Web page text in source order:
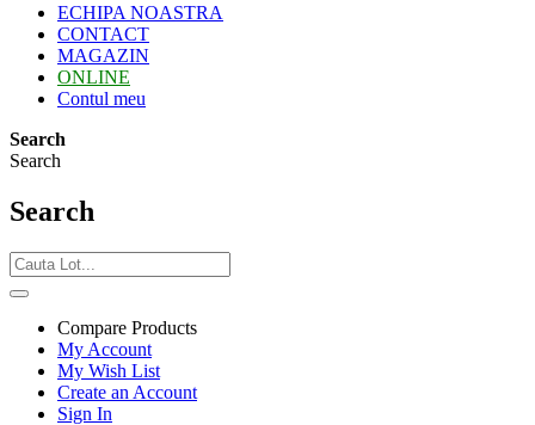
ECHIPA NOASTRA
CONTACT
MAGAZIN
ONLINE
Contul meu
Search
Search
Search
Compare Products
My Account
My Wish List
Create an Account
Sign In